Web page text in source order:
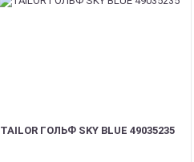
TAILOR ГОЛЬФ SKY BLUE 49035235